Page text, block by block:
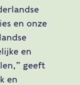
en onze
en
geeft
en